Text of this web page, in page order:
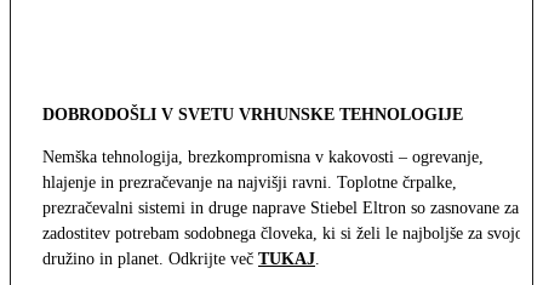
DOBRODOŠLI V SVETU VRHUNSKE TEHNOLOGIJE
Nemška tehnologija, brezkompromisna v kakovosti – ogrevanje,
hlajenje in prezračevanje na najvišji ravni. Toplotne črpalke,
prezračevalni sistemi in druge naprave Stiebel Eltron so zasnovane za
zadostitev potrebam sodobnega človeka, ki si želi le najboljše za svojo
družino in planet. Odkrijte več TUKAJ.